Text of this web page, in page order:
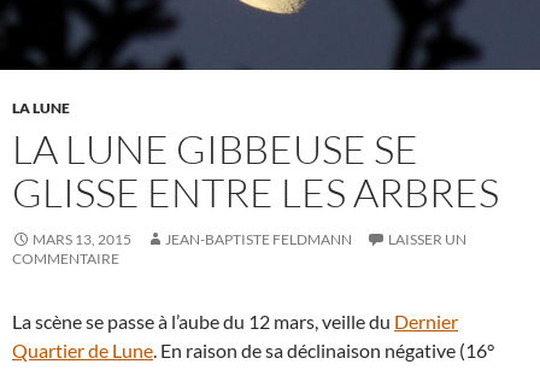
LA LUNE
LA LUNE GIBBEUSE SE
GLISSE ENTRE LES ARBRES
MARS 13, 2015 JEAN-BAPTISTE FELDMANN
LAISSER UN
COMMENTAIRE
La scène se passe à l’aube du 12 mars, veille du Dernier
Quartier de Lune. En raison de sa déclinaison négative (16°